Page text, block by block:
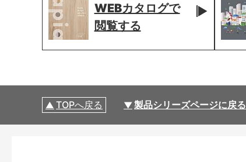
WEBカタログで
閲覧する
TOPへ戻る 製品シリーズページに戻る